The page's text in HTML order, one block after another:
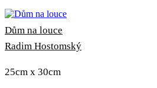
Dům na louce
Radim Hostomský
25cm x 30cm